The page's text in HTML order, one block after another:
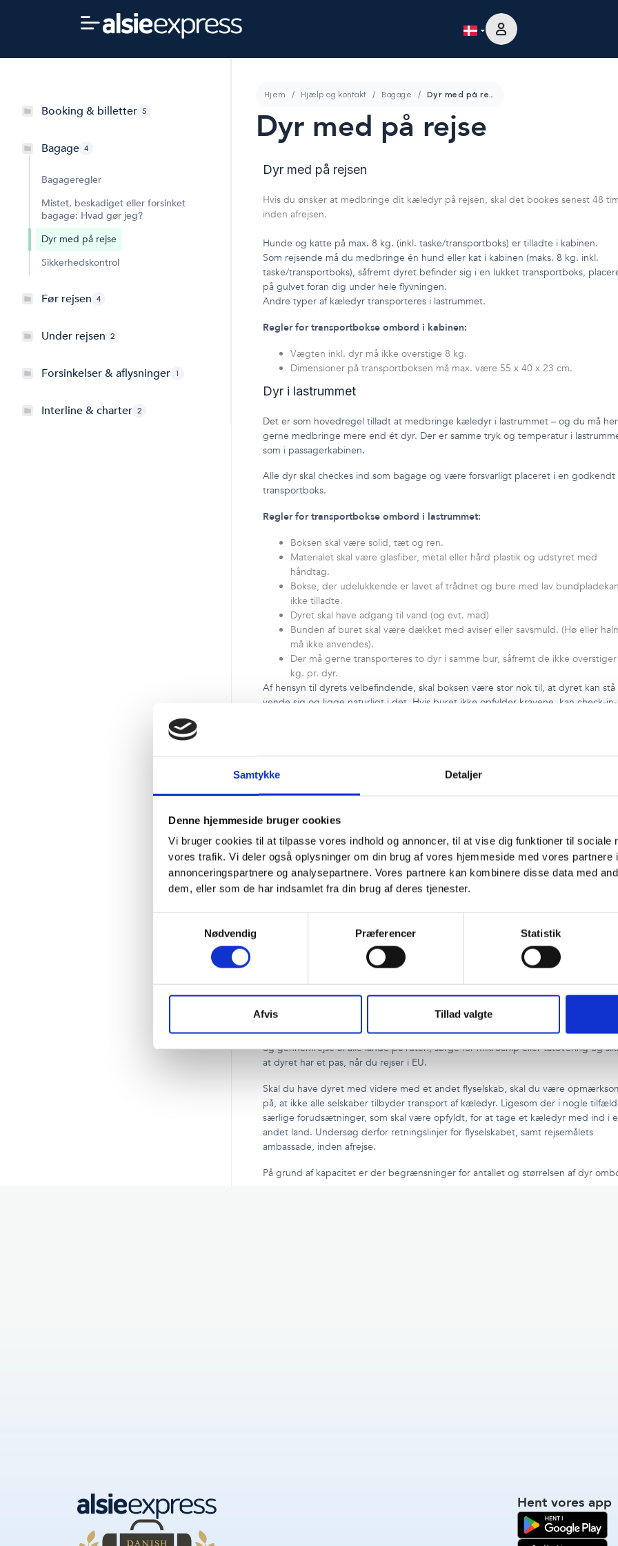
Samtykke Detaljer
Denne hjemmeside bruger cookies
Vi bruger cookies til at tilpasse vores indhold og annoncer, til at vise dig funktioner til sociale
vores trafik. Vi deler også oplysninger om din brug af vores hjemmeside med vores partnere
annonceringspartnere og analysepartnere. Vores partnere kan kombinere disse data med
dem, eller som de har indsamlet fra din brug af deres tjenester.
Nødvendig
Præferencer Statistik
Afvis Tillad valgte
Booking & billetter 5
Bagage 4
Bagageregler
Mistet, beskadiget eller forsinket
bagage: Hvad gør jeg?
Dyr med på rejse
Sikkerhedskontrol
Før rejsen 4
Under rejsen 2
Forsinkelser & aflysninger 1
Interline & charter 2
Hjem Hjælp og kontakt Bagage Dyr med på rejse
Dyr med på rejse
Dyr med på rejsen
Hvis du ønsker at medbringe dit kæledyr på rejsen, skal det bookes senest 48
inden afrejsen.
Hunde og katte på max. 8 kg. (inkl. taske/transportboks) er tilladte i kabinen.
Som rejsende må du medbringe én hund eller kat i kabinen (maks. 8 kg. inkl.
taske/transportboks), såfremt dyret befinder sig i en lukket transportboks,
på gulvet foran dig under hele flyvningen.
Andre typer af kæledyr transporteres i lastrummet.
Regler for transportbokse ombord i kabinen:
Vægten inkl. dyr må ikke overstige 8 kg.
Dimensioner på transportboksen må max. være 55 x 40 x 23 cm.
Dyr i lastrummet
Det er som hovedregel tilladt at medbringe kæledyr i lastrummet – og du må her
gerne medbringe mere end ét dyr. Der er samme tryk og temperatur i
som i passagerkabinen.
Alle dyr skal checkes ind som bagage og være forsvarligt placeret i en godkendt
transportboks.
Regler for transportbokse ombord i lastrummet:
Boksen skal være solid, tæt og ren.
Materialet skal være glasfiber, metal eller hård plastik og udstyret med
håndtag.
Bokse, der udelukkende er lavet af trådnet og bure med lav
ikke tilladte.
Dyret skal have adgang til vand (og evt. mad)
Bunden af buret skal være dækket med aviser eller savsmuld. (Hø eller
må ikke anvendes).
Der må gerne transporteres to dyr i samme bur, såfremt de ikke
kg. pr. dyr.
Af hensyn til dyrets velbefindende, skal boksen være stor nok til, at dyret kan stå
vende sig og ligge naturligt i det. Hvis buret ikke opfylder kravene, kan check-in-
Det koster ekstra at have kæledyr med på rejsen. Kæledyr kan derfor ikke erstatte
reserveres plads til hunden, og den skal opfylde de bestemte godkendelser.
Kæledyr i kabinen (hund og kat): 150 kr. online / 200 kr. i lufthavnen
Kæledyr i lastrummet i boks maks. 158 cm (9-14kg): 225 kr. online / 300
lufthavnen
Kæledyr i lastrummet i boks maks. 158 cm (fra 15kg): 450 kr. online / 500 kr.
Betalt gebyr for kæledyr i kabinen refunderes ikke.
Når du rejser med dyr, skal du kunne dokumentere for dyrets sundhed ved
og gennemrejse af alle lande på ruten, sørge for mikrochip eller tatovering og
at dyret har et pas, når du rejser i EU.
Skal du have dyret med videre med et andet flyselskab, skal du være
på, at ikke alle selskaber tilbyder transport af kæledyr. Ligesom der i nogle
særlige forudsætninger, som skal være opfyldt, for at tage et kæledyr med ind i
andet land. Undersøg derfor retningslinjer for flyselskabet, samt rejsemålets
ambassade, inden afrejse.
På grund af kapacitet er der begrænsninger for antallet og størrelsen af dyr
Hent vores app